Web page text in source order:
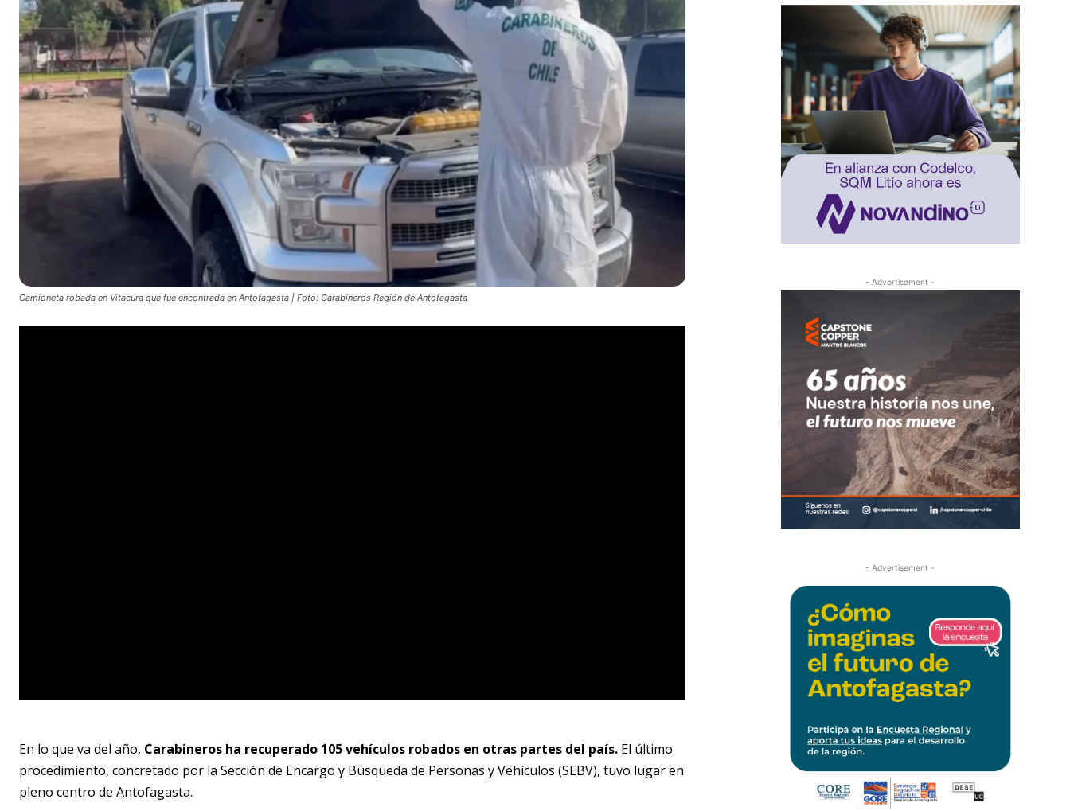
Camioneta robada en Vitacura que fue encontrada en Antofagasta | Foto: Carabineros Región de Antofagasta
En lo que va del año, Carabineros ha recuperado 105 vehículos robados en otras partes del país. El último
procedimiento, concretado por la Sección de Encargo y Búsqueda de Personas y Vehículos (SEBV), tuvo lugar en
pleno centro de Antofagasta.
- Advertisement -
- Advertisement -